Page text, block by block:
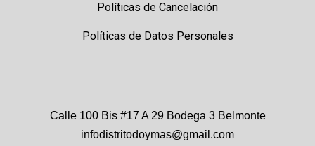
Políticas de Cancelación
Políticas de Datos Personales
Calle 100 Bis #17 A 29 Bodega 3 Belmonte
infodistritodoymas@gmail.com